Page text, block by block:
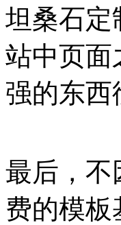
坦桑石定
站中页面
强的东西
最后，不
费的模